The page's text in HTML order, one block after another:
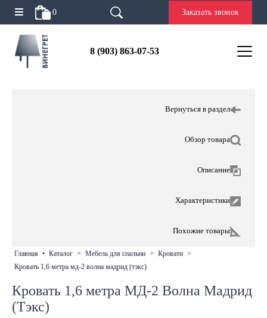
0 Заказать звонок
8 (903) 863-07-53
Вернуться в раздел
Обзор товара
Описание
Характеристики
Похожие товары
главная • каталог > мебель для спальни > кровати >
кровать 1,6 метра мд-2 волна мадрид (тэкс)
Кровать 1,6 метра МД-2 Волна Мадрид
(Тэкс)